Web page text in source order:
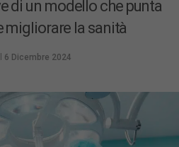
di un modello che punta
migliorare la sanità
6 Dicembre 2024